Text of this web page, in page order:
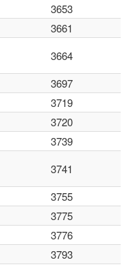
3653
3661
3664
3697
3719
3720
3739
3741
3755
3775
3776
3793